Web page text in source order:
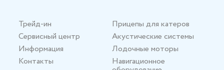
Трейд-ин
Сервисный центр
Информация
Контакты
Прицепы для катеров
Акустические системы
Лодочные моторы
Навигационное